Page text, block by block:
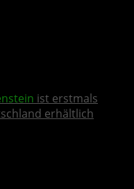
ist erstmals
erhältlich